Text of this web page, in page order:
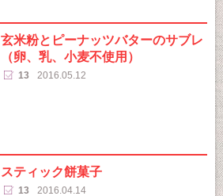
玄米粉とピーナッツバターのサブレ
（卵、乳、小麦不使用）
13 2016.05.12
スティック餅菓子
13 2016.04.14